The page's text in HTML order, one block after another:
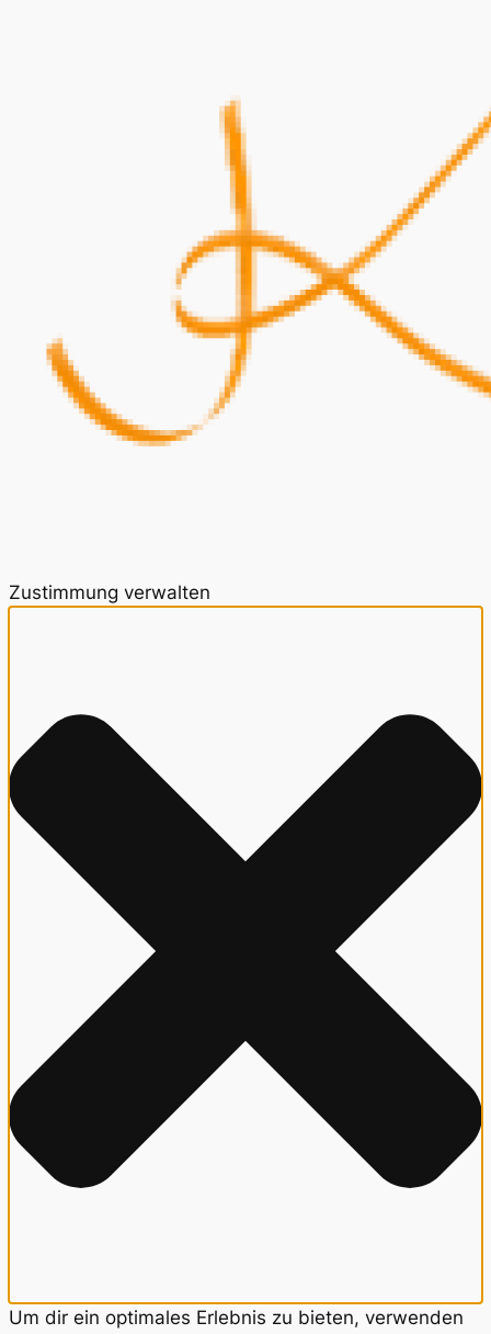
Zustimmung verwalten
Um dir ein optimales Erlebnis zu bieten, verwenden